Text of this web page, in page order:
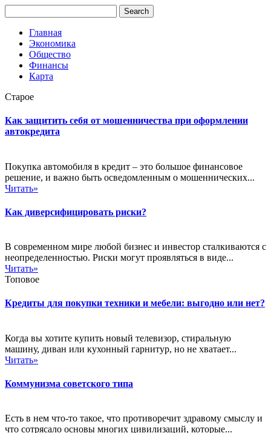
Главная
Экономика
Общество
Финансы
Карта
Старое
Как защитить себя от мошенничества при оформлении
автокредита
Покупка автомобиля в кредит – это большое финансовое
решение, и важно быть осведомленным о мошеннических...
Читать»
Как диверсифицировать риски?
В современном мире любой бизнес и инвестор сталкиваются с
неопределенностью. Риски могут проявляться в виде...
Читать»
Топовое
Кредиты для покупки техники и мебели: выгодно или нет?
Когда вы хотите купить новый телевизор, стиральную
машину, диван или кухонный гарнитур, но не хватает...
Читать»
Коммунизма советского типа
Есть в нем что-то такое, что противоречит здравому смыслу и
что сотрясало основы многих цивилизаций, которые...